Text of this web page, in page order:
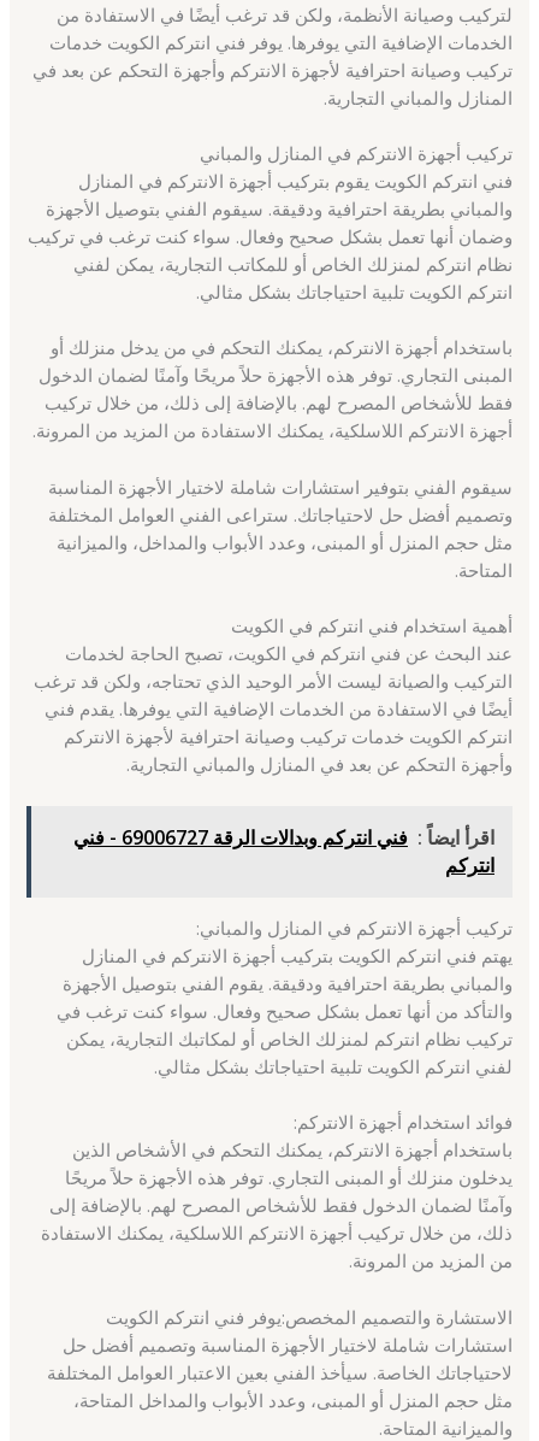
لتركيب وصيانة الأنظمة، ولكن قد ترغب أيضًا في الاستفادة من
الخدمات الإضافية التي يوفرها. يوفر فني انتركم الكويت خدمات
تركيب وصيانة احترافية لأجهزة الانتركم وأجهزة التحكم عن بعد في
المنازل والمباني التجارية.
تركيب أجهزة الانتركم في المنازل والمباني
فني انتركم الكويت يقوم بتركيب أجهزة الانتركم في المنازل
والمباني بطريقة احترافية ودقيقة. سيقوم الفني بتوصيل الأجهزة
وضمان أنها تعمل بشكل صحيح وفعال. سواء كنت ترغب في تركيب
نظام انتركم لمنزلك الخاص أو للمكاتب التجارية، يمكن لفني
انتركم الكويت تلبية احتياجاتك بشكل مثالي.
باستخدام أجهزة الانتركم، يمكنك التحكم في من يدخل منزلك أو
المبنى التجاري. توفر هذه الأجهزة حلاً مريحًا وآمنًا لضمان الدخول
فقط للأشخاص المصرح لهم. بالإضافة إلى ذلك، من خلال تركيب
أجهزة الانتركم اللاسلكية، يمكنك الاستفادة من المزيد من المرونة.
سيقوم الفني بتوفير استشارات شاملة لاختيار الأجهزة المناسبة
وتصميم أفضل حل لاحتياجاتك. ستراعى الفني العوامل المختلفة
مثل حجم المنزل أو المبنى، وعدد الأبواب والمداخل، والميزانية
المتاحة.
أهمية استخدام فني انتركم في الكويت
عند البحث عن فني انتركم في الكويت، تصبح الحاجة لخدمات
التركيب والصيانة ليست الأمر الوحيد الذي تحتاجه، ولكن قد ترغب
أيضًا في الاستفادة من الخدمات الإضافية التي يوفرها. يقدم فني
انتركم الكويت خدمات تركيب وصيانة احترافية لأجهزة الانتركم
وأجهزة التحكم عن بعد في المنازل والمباني التجارية.
اقرأ ايضاً :
فني انتركم وبدالات الرقة 69006727 - فني
انتركم
تركيب أجهزة الانتركم في المنازل والمباني:
يهتم فني انتركم الكويت بتركيب أجهزة الانتركم في المنازل
والمباني بطريقة احترافية ودقيقة. يقوم الفني بتوصيل الأجهزة
والتأكد من أنها تعمل بشكل صحيح وفعال. سواء كنت ترغب في
تركيب نظام انتركم لمنزلك الخاص أو لمكاتبك التجارية، يمكن
لفني انتركم الكويت تلبية احتياجاتك بشكل مثالي.
فوائد استخدام أجهزة الانتركم:
باستخدام أجهزة الانتركم، يمكنك التحكم في الأشخاص الذين
يدخلون منزلك أو المبنى التجاري. توفر هذه الأجهزة حلاً مريحًا
وآمنًا لضمان الدخول فقط للأشخاص المصرح لهم. بالإضافة إلى
ذلك، من خلال تركيب أجهزة الانتركم اللاسلكية، يمكنك الاستفادة
من المزيد من المرونة.
الاستشارة والتصميم المخصص:يوفر فني انتركم الكويت
استشارات شاملة لاختيار الأجهزة المناسبة وتصميم أفضل حل
لاحتياجاتك الخاصة. سيأخذ الفني بعين الاعتبار العوامل المختلفة
مثل حجم المنزل أو المبنى، وعدد الأبواب والمداخل المتاحة،
والميزانية المتاحة.